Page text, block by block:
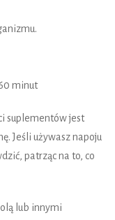
minut
suplementów jest
Jeśli używasz napoju
patrząc na to, co
lub innymi